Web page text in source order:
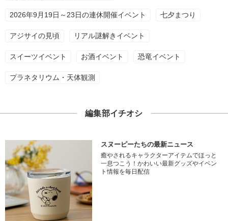
2026年9月19日～23日の連休開催イベント 七夕まつり
アジサイの見頃 リアル謎解きイベント
スイーツイベント お酒イベント 恐竜イベント
プラネタリウム・天体観測
編集部イチオシ
スヌーピーたちの最新ニュース
癒やされるキャラクターアイテムでほっと
一息つこう！かわいい最新グッズやイベン
ト情報を毎日配信